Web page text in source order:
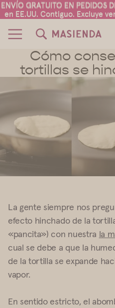
ENVÍO GRATUITO EN PEDIDOS
en EE.UU. Contiguo. Excluye
ENVÍO GRATUITO EN PEDIDOS
en EE.UU. Contiguo. Excluye
Cómo
tortillas se
La gente siempre nos
efecto hinchado de la
«pancita») con nuestra la
cual se debe a que la
de la tortilla se expande
vapor.
En sentido estricto, el